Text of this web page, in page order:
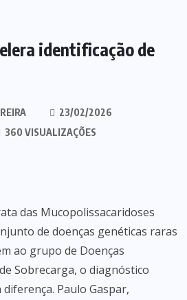
identificação de
23/02/2026
360 VISUALIZAÇÕES
das Mucopolissacaridoses
de doenças genéticas raras
ao grupo de Doenças
Sobrecarga, o diagnóstico
diferença. Paulo Gaspar,